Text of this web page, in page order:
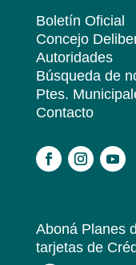
Boletín Oficial
Concejo
Autoridades
Búsqueda de
Ptes.
Contacto
Aboná Planes
tarjetas de